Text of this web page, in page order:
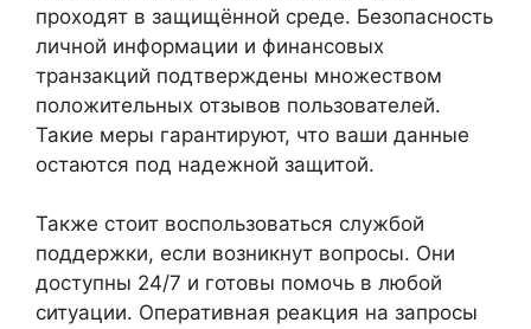
проходят в защищённой среде. Безопасность
личной информации и финансовых
транзакций подтверждены множеством
положительных отзывов пользователей.
Такие меры гарантируют, что ваши данные
остаются под надежной защитой.
Также стоит воспользоваться службой
поддержки, если возникнут вопросы. Они
доступны 24/7 и готовы помочь в любой
ситуации. Оперативная реакция на запросы